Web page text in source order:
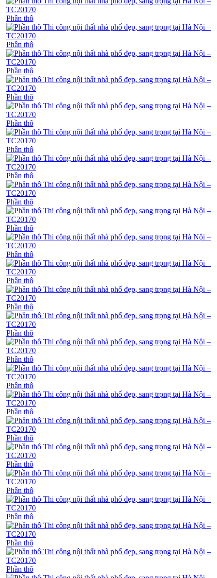
Phần thô
Phần thô
Phần thô
Phần thô
Phần thô
Phần thô
Phần thô
Phần thô
Phần thô
Phần thô
Phần thô
Phần thô
Phần thô
Phần thô
Phần thô
Phần thô
Phần thô
Phần thô
Phần thô
Phần thô
Phần thô
Phần thô